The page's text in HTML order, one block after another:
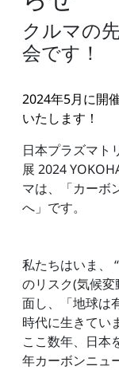
クルマの
会です！
2024年5月に開
いたします！
日本プラズマト
展 2024
マは、「カーボ
へ」です。
私たちはいま、
のリスク(気候
面し、「地球は
時代に生きてい
ここ数年、日本
年カーボンニュ